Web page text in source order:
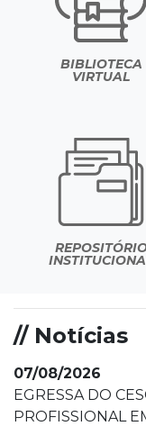
BIBLIOTECA
VIRTUAL
// Notícias
07/08/2026
EGRESSA DO
PROFISSIONAL